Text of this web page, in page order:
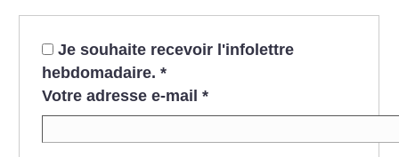
Je souhaite recevoir l'infolettre
hebdomadaire. *
Votre adresse e-mail *